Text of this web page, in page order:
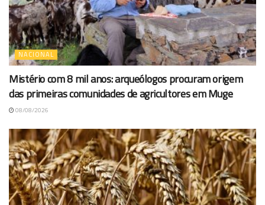
NACIONAL
Mistério com 8 mil anos: arqueólogos procuram origem
das primeiras comunidades de agricultores em Muge
08/08/2026